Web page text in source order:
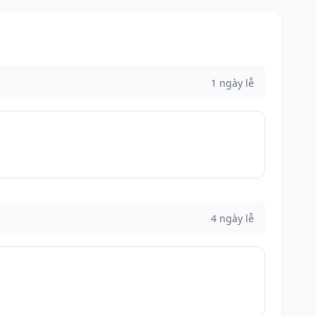
1 ngày lễ
4 ngày lễ